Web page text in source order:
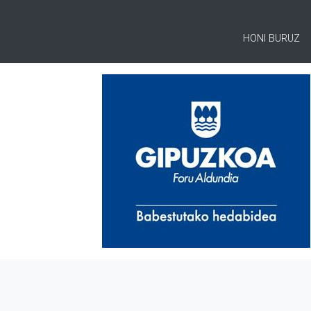
HONI BURUZ